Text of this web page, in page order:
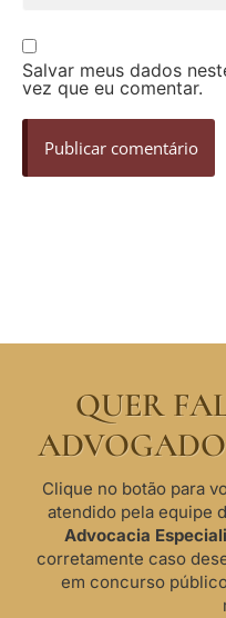
Salvar meus dados
vez que eu comentar.
QUER
Clique no botão para
atendido pela equipe
Advocacia
corretamente caso
em concurso